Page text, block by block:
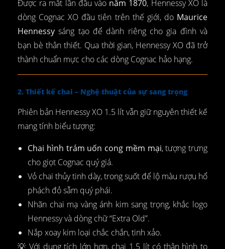
Được ra mắt lần đầu vào năm 1870, Hennessy XO là
dòng Cognac XO đầu tiên trên thế giới, do Maurice
Hennessy sáng tạo để dành riêng cho gia đình và
bạn bè thân thiết. Qua thời gian, Hennessy XO đã trở
thành chuẩn mực cho các dòng Cognac hảo hạng.
2. Thiết kế chai – Nghệ thuật của sự sang trọng
Phiên bản Hennessy XO 1.5 lít vẫn giữ nguyên thiết kế
mang tính biểu tượng:
Chai hình trám uốn cong mềm mại, tượng trưng
cho giọt Cognac quý giá.
Vỏ chai thủy tinh dày, trong suốt để lộ màu rượu hổ
phách đỏ sẫm quý phái.
Nhãn chai mạ vàng ánh kim sang trọng, khắc logo
Hennessy và dòng chữ “Extra Old”.
Nắp xoay kim loại chắc chắn, tinh xảo.
💡 Với dung tích lớn hơn, chai 1.5 lít có thân hình to